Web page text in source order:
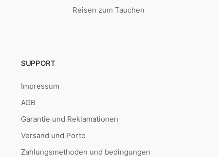
Reisen zum Tauchen
SUPPORT
Impressum
AGB
Garantie und Reklamationen
Versand und Porto
Zahlungsmethoden und bedingungen